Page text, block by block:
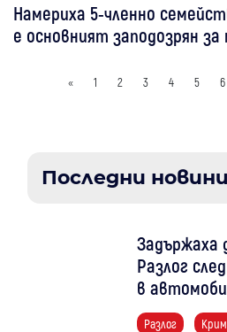
Намериха 5-членно
е основният заподозрян
« 1 2 3 4 5 6
Последни новини
Задържаха
Разлог
в
Разлог